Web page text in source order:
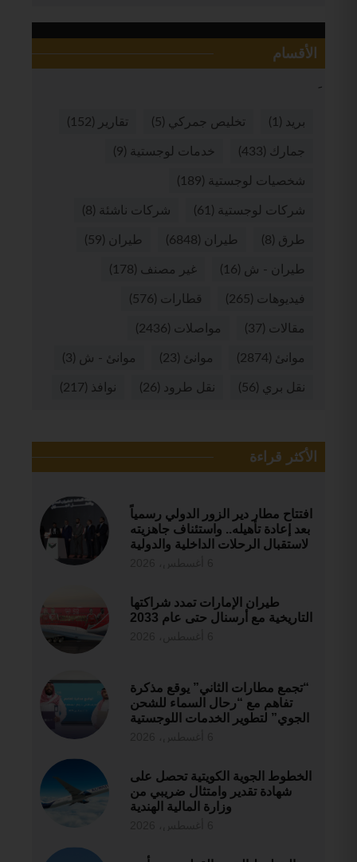
الأقسام
بريد (1) تخليص جمركي (5) تقارير (152)
جمارك (433) خدمات لوجستية (9)
شخصيات لوجستية (189)
شركات لوجستية (61) شركات ناشئة (8)
طرق (8) طيران (6848) طيران (59)
طيران - ش (16) غير مصنف (178)
فيديوهات (265) قطارات (576)
مقالات (37) مواصلات (2436)
موانئ (2874) موانئ (23) موانئ - ش (3)
نقل بري (56) نقل طرود (26) نوافذ (217)
الأكثر قراءة
افتتاح مطار دير الزور الدولي رسمياً
بعد إعادة تأهيله.. واستئناف جاهزيته
لاستقبال الرحلات الداخلية والدولية
طيران الإمارات تمدد شراكتها
التاريخية مع أرسنال حتى عام 2033
“تجمع مطارات الثاني” يوقع مذكرة
تفاهم مع “رحال السماء للشحن
الجوي” لتطوير الخدمات اللوجستية
الخطوط الجوية الكويتية تحصل على
شهادة تقدير وامتثال ضريبي من
وزارة المالية الهندية